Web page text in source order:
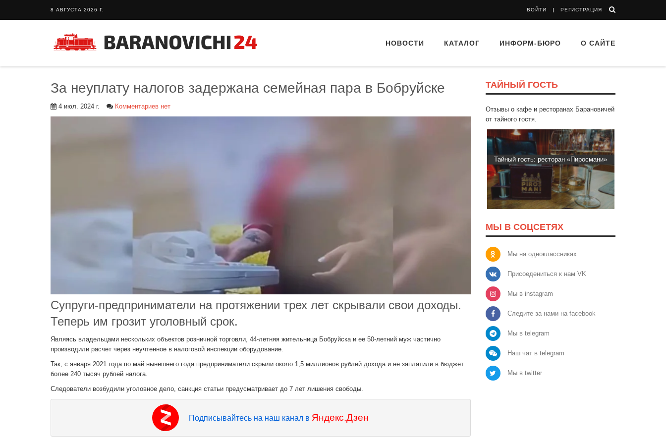
8 АВГУСТА 2026 Г. ВОЙТИ РЕГИСТРАЦИЯ
НОВОСТИ КАТАЛОГ ИНФОРМ-БЮРО О САЙТЕ
За неуплату налогов задержана семейная пара в Бобруйске
4 июл. 2024 г. Комментариев нет
Супруги-предприниматели на протяжении трех лет скрывали свои доходы.
Теперь им грозит уголовный срок.
Являясь владельцами нескольких объектов розничной торговли, 44-летняя жительница Бобруйска и ее 50-летний муж частично
производили расчет через неучтенное в налоговой инспекции оборудование.
Так, с января 2021 года по май нынешнего года предприниматели скрыли около 1,5 миллионов рублей дохода и не заплатили в бюджет
более 240 тысяч рублей налога.
Следователи возбудили уголовное дело, санкция статьи предусматривает до 7 лет лишения свободы.
Подписывайтесь на наш канал в Яндекс.Дзен
ТАЙНЫЙ ГОСТЬ
Отзывы о кафе и ресторанах Барановичей
от тайного гостя.
Тайный гость: ресторан «Пиросмани»
МЫ В СОЦСЕТЯХ
Мы на одноклассниках
Присоедениться к нам VK
Мы в instagram
Следите за нами на facebook
Мы в telegram
Наш чат в telegram
Мы в twitter